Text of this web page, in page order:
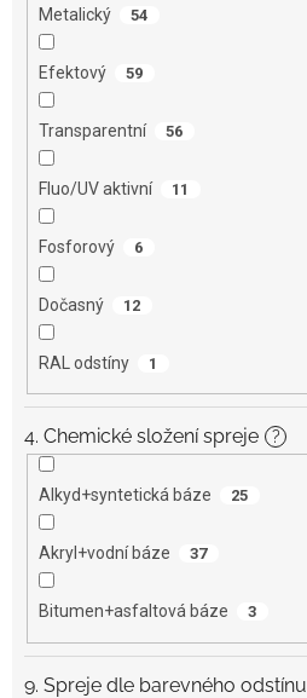
Metalický 54
Efektový 59
Transparentní 56
Fluo/UV aktivní 11
Fosforový 6
Dočasný 12
RAL odstíny 1
4. Chemické složení spreje ?
Alkyd+syntetická báze 25
Akryl+vodní báze 37
Bitumen+asfaltová báze 3
9. Spreje dle barevného odstínu